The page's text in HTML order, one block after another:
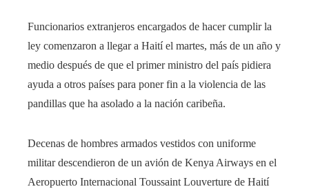
Funcionarios extranjeros encargados de hacer cumplir la
ley comenzaron a llegar a Haití el martes, más de un año y
medio después de que el primer ministro del país pidiera
ayuda a otros países para poner fin a la violencia de las
pandillas que ha asolado a la nación caribeña.
Decenas de hombres armados vestidos con uniforme
militar descendieron de un avión de Kenya Airways en el
Aeropuerto Internacional Toussaint Louverture de Haití